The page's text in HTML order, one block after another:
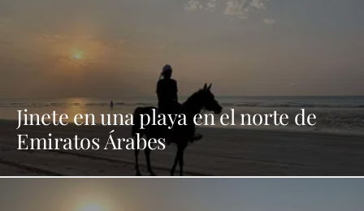
Jinete en una playa en el norte de
Emiratos Árabes